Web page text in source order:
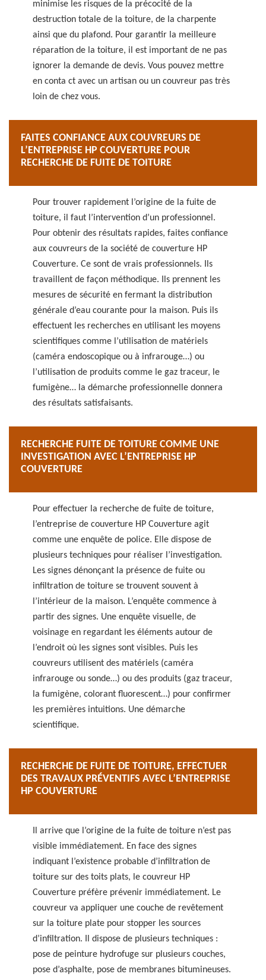
minimise les risques de la précocité de la
destruction totale de la toiture, de la charpente
ainsi que du plafond. Pour garantir la meilleure
réparation de la toiture, il est important de ne pas
ignorer la demande de devis. Vous pouvez mettre
en conta ct avec un artisan ou un couvreur pas très
loin de chez vous.
FAITES CONFIANCE AUX COUVREURS DE
L’ENTREPRISE HP COUVERTURE POUR
RECHERCHE DE FUITE DE TOITURE
Pour trouver rapidement l’origine de la fuite de
toiture, il faut l’intervention d’un professionnel.
Pour obtenir des résultats rapides, faites confiance
aux couvreurs de la société de couverture HP
Couverture. Ce sont de vrais professionnels. Ils
travaillent de façon méthodique. Ils prennent les
mesures de sécurité en fermant la distribution
générale d’eau courante pour la maison. Puis ils
effectuent les recherches en utilisant les moyens
scientifiques comme l’utilisation de matériels
(caméra endoscopique ou à infrarouge…) ou
l’utilisation de produits comme le gaz traceur, le
fumigène… la démarche professionnelle donnera
des résultats satisfaisants.
RECHERCHE FUITE DE TOITURE COMME UNE
INVESTIGATION AVEC L’ENTREPRISE HP
COUVERTURE
Pour effectuer la recherche de fuite de toiture,
l’entreprise de couverture HP Couverture agit
comme une enquête de police. Elle dispose de
plusieurs techniques pour réaliser l’investigation.
Les signes dénonçant la présence de fuite ou
infiltration de toiture se trouvent souvent à
l’intérieur de la maison. L’enquête commence à
partir des signes. Une enquête visuelle, de
voisinage en regardant les éléments autour de
l’endroit où les signes sont visibles. Puis les
couvreurs utilisent des matériels (caméra
infrarouge ou sonde…) ou des produits (gaz traceur,
la fumigène, colorant fluorescent…) pour confirmer
les premières intuitions. Une démarche
scientifique.
RECHERCHE DE FUITE DE TOITURE, EFFECTUER
DES TRAVAUX PRÉVENTIFS AVEC L’ENTREPRISE
HP COUVERTURE
Il arrive que l’origine de la fuite de toiture n’est pas
visible immédiatement. En face des signes
indiquant l’existence probable d’infiltration de
toiture sur des toits plats, le couvreur HP
Couverture préfère prévenir immédiatement. Le
couvreur va appliquer une couche de revêtement
sur la toiture plate pour stopper les sources
d’infiltration. Il dispose de plusieurs techniques :
pose de peinture hydrofuge sur plusieurs couches,
pose d’asphalte, pose de membranes bitumineuses.